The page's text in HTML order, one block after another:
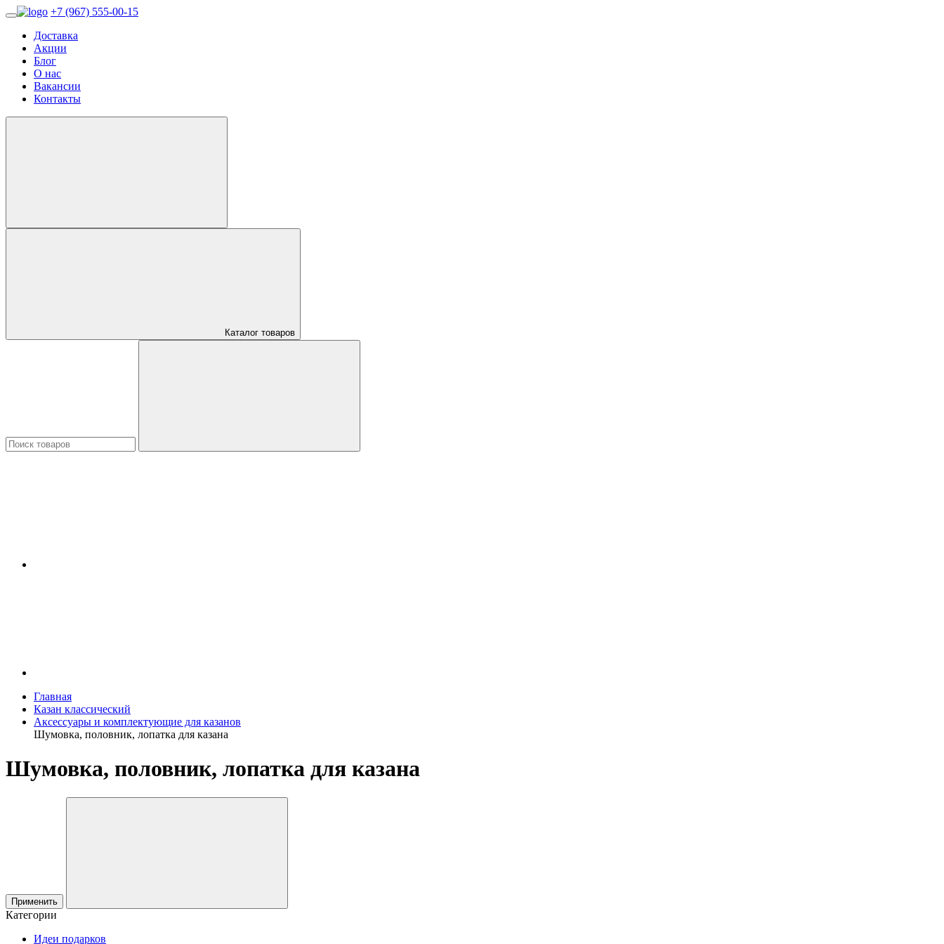
+7 (967) 555-00-15
Доставка
Акции
Блог
О нас
Вакансии
Контакты
Каталог товаров
Главная
Казан классический
Аксессуары и комплектующие для казанов
Шумовка, половник, лопатка для казана
Шумовка, половник, лопатка для казана
Применить
Категории
Идеи подарков